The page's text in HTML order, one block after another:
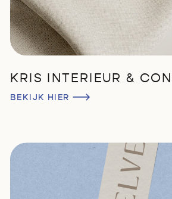
BEKIJK HIER
KRIS INTERIEUR &